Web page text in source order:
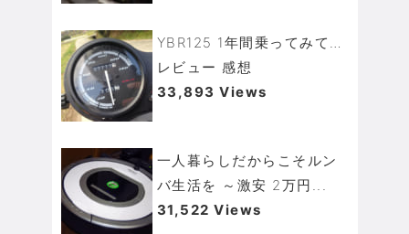
YBR125 1年間乗ってみて…
レビュー 感想
33,893 Views
一人暮らしだからこそルン
バ生活を ～激安 2万円...
31,522 Views